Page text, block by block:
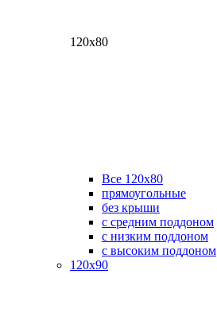
120х80
Все 120х80
прямоугольные
без крыши
с средним поддоном
с низким поддоном
с высоким поддоном
120х90